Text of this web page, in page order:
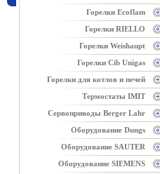
Горелки Ecoflam
Горелки RIELLO
Горелки Weishaupt
Горелки Cib Unigas
Горелки для котлов и печей
Термостаты IMIT
Сервоприводы Berger Lahr
Оборудование Dungs
Оборудование SAUTER
Оборудование SIEMENS